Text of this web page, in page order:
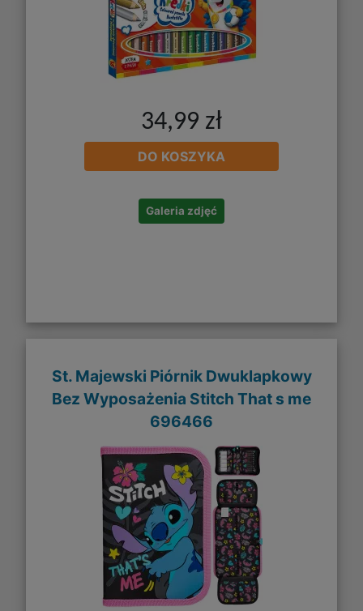
34,99 zł
DO KOSZYKA
Galeria zdjęć
St. Majewski Piórnik Dwuklapkowy
Bez Wyposażenia Stitch That s me
696466